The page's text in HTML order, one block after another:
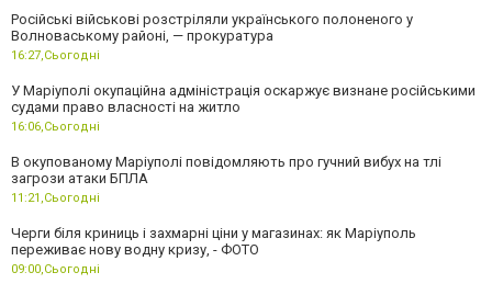
Російські військові розстріляли українського полоненого у
Волноваському районі, — прокуратура
16:27,Сьогодні
У Маріуполі окупаційна адміністрація оскаржує визнане російськими
судами право власності на житло
16:06,Сьогодні
В окупованому Маріуполі повідомляють про гучний вибух на тлі
загрози атаки БПЛА
11:21,Сьогодні
Черги біля криниць і захмарні ціни у магазинах: як Маріуполь
переживає нову водну кризу, - ФОТО
09:00,Сьогодні